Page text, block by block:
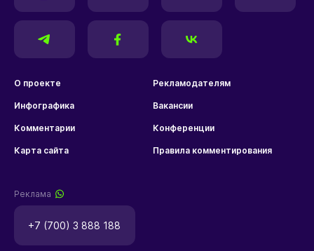
О проекте Рекламодателям
Инфографика Вакансии
Комментарии Конференции
Карта сайта Правила комментирования
Реклама
+7 (700) 3 888 188